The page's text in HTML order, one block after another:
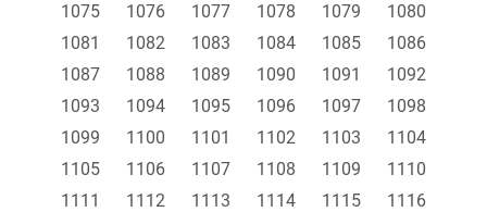
1075
1076 1077 1078 1079
1080
1081
1082 1083 1084 1085
1086
1087
1088 1089 1090 1091
1092
1093
1094 1095 1096 1097
1098
1099
1100 1101 1102 1103
1104
1105
1106 1107 1108 1109
1110
1111
1112 1113 1114 1115
1116